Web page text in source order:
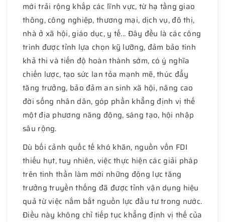
mới trải rộng khắp các lĩnh vực, từ hạ tầng giao
thông, công nghiệp, thương mại, dịch vụ, đô thị,
nhà ở xã hội, giáo dục, y tế... Đây đều là các công
trình được tỉnh lựa chọn kỹ lưỡng, đảm bảo tính
khả thi và tiến độ hoàn thành sớm, có ý nghĩa
chiến lược, tạo sức lan tỏa mạnh mẽ, thúc đẩy
tăng trưởng, bảo đảm an sinh xã hội, nâng cao
đời sống nhân dân, góp phần khẳng định vị thế
một địa phương năng động, sáng tạo, hội nhập
sâu rộng.
Dù bối cảnh quốc tế khó khăn, nguồn vốn FDI
thiếu hụt, tuy nhiên, việc thực hiện các giải pháp
trên tinh thần làm mới những động lực tăng
trưởng truyền thống đã được tỉnh vận dụng hiệu
quả từ việc nắm bắt nguồn lực đầu tư trong nước.
Điều này không chỉ tiếp tục khẳng định vị thế của